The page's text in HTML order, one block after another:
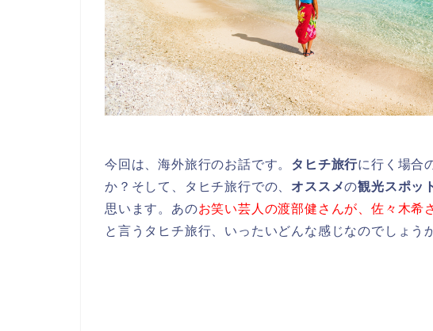
今回は、海外旅行のお話です。 タヒチ旅行に行く場合
か？そして、タヒチ旅行での、 オススメの観光スポッ
思います。あのお笑い芸人の渡部健さんが、佐々木希
と言うタヒチ旅行、いったいどんな感じなのでしょう